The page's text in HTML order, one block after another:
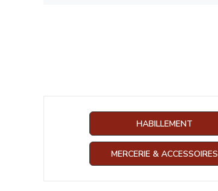
HABILLEMENT
MERCERIE & ACCESSOIRES